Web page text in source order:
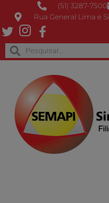
(51) 3287-7500
Rua General Lima e